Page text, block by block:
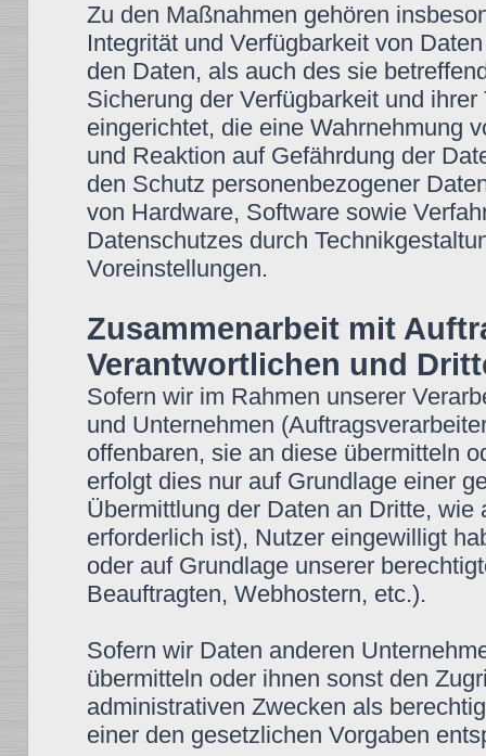
Zu den Maßnahmen gehören
Integrität und Verfügbarkeit von
den Daten, als auch des sie
Sicherung der Verfügbarkeit und
eingerichtet, die eine Wahrnehmung
und Reaktion auf Gefährdung der
den Schutz personenbezogener
von Hardware, Software sowie
Datenschutzes durch
Voreinstellungen.
Zusammenarbeit mit
Verantwortlichen und
Sofern wir im Rahmen unserer
und Unternehmen
offenbaren, sie an diese übermitteln
erfolgt dies nur auf Grundlage einer
Übermittlung der Daten an Dritte,
erforderlich ist), Nutzer eingewilligt
oder auf Grundlage unserer
Beauftragten, Webhostern, etc.).
Sofern wir Daten anderen
übermitteln oder ihnen sonst den
administrativen Zwecken als
einer den gesetzlichen Vorgaben